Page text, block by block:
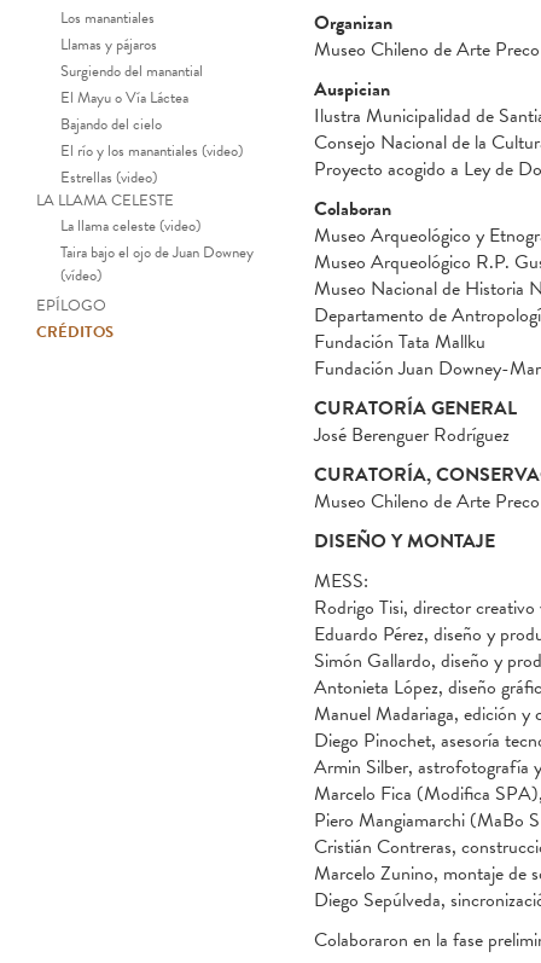
Los manantiales
Llamas y pájaros
Surgiendo del manantial
El Mayu o Vía Láctea
Bajando del cielo
El río y los manantiales (video)
Estrellas (video)
LA LLAMA CELESTE
La llama celeste (video)
Taira bajo el ojo de Juan Downey
(vídeo)
EPÍLOGO
CRÉDITOS
Organizan
Museo Chileno de Arte
Auspician
Ilustra Municipalidad de
Consejo Nacional de la
Proyecto acogido a Ley de
Colaboran
Museo Arqueológico y
Museo Arqueológico R.P.
Museo Nacional de Historia
Departamento de
Fundación Tata Mallku
Fundación Juan Downey-
CURATORÍA GENERAL
José Berenguer Rodríguez
CURATORÍA,
Museo Chileno de Arte
DISEÑO Y MONTAJE
MESS:
Rodrigo Tisi, director
Eduardo Pérez, diseño y
Simón Gallardo, diseño y
Antonieta López, diseño
Manuel Madariaga, edición y
Diego Pinochet, asesoría
Armin Silber, astrofotografía
Marcelo Fica (Modifica
Piero Mangiamarchi (MaBo
Cristián Contreras,
Marcelo Zunino, montaje de
Diego Sepúlveda,
Colaboraron en la fase